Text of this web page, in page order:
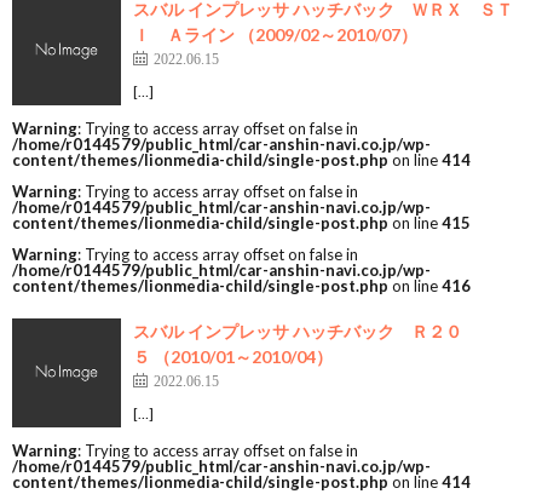
スバル インプレッサ ハッチバック ＷＲＸ ＳＴ
Ｉ Ａライン （2009/02～2010/07）
2022.06.15
[…]
Warning: Trying to access array offset on false in
/home/r0144579/public_html/car-anshin-navi.co.jp/wp-
content/themes/lionmedia-child/single-post.php on line414
Warning: Trying to access array offset on false in
/home/r0144579/public_html/car-anshin-navi.co.jp/wp-
content/themes/lionmedia-child/single-post.php on line415
Warning: Trying to access array offset on false in
/home/r0144579/public_html/car-anshin-navi.co.jp/wp-
content/themes/lionmedia-child/single-post.php on line416
スバル インプレッサ ハッチバック Ｒ２０
５ （2010/01～2010/04）
2022.06.15
[…]
Warning: Trying to access array offset on false in
/home/r0144579/public_html/car-anshin-navi.co.jp/wp-
content/themes/lionmedia-child/single-post.php on line414